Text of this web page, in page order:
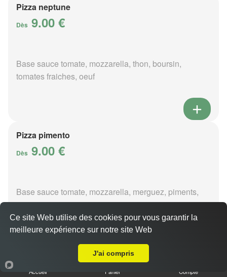
Pizza neptune
Dès 9.00 €
Base sauce tomate, mozzarella, thon, boursin,
tomates fraiches, oeuf
Pizza pimento
Dès 9.00 €
Base sauce tomate, mozzarella, merguez, piments,
oignons
Accueil Panier Compte
Ce site Web utilise des cookies pour vous garantir la
meilleure expérience sur notre site Web
J'ai compris